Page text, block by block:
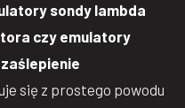
sondy lambda
czy emulatory
się z prostego powodu